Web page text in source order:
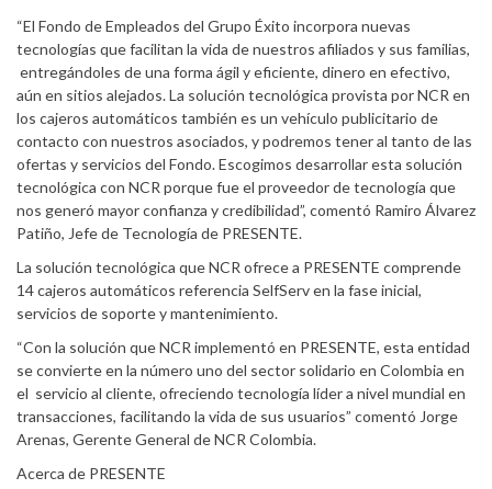
“El Fondo de Empleados del Grupo Éxito incorpora nuevas
tecnologías que facilitan la vida de nuestros afiliados y sus familias,
entregándoles de una forma ágil y eficiente, dinero en efectivo,
aún en sitios alejados. La solución tecnológica provista por NCR en
los cajeros automáticos también es un vehículo publicitario de
contacto con nuestros asociados, y podremos tener al tanto de las
ofertas y servicios del Fondo. Escogimos desarrollar esta solución
tecnológica con NCR porque fue el proveedor de tecnología que
nos generó mayor confianza y credibilidad”, comentó Ramiro Álvarez
Patiño, Jefe de Tecnología de PRESENTE.
La solución tecnológica que NCR ofrece a PRESENTE comprende
14 cajeros automáticos referencia SelfServ en la fase inicial,
servicios de soporte y mantenimiento.
“Con la solución que NCR implementó en PRESENTE, esta entidad
se convierte en la número uno del sector solidario en Colombia en
el servicio al cliente, ofreciendo tecnología líder a nivel mundial en
transacciones, facilitando la vida de sus usuarios” comentó Jorge
Arenas, Gerente General de NCR Colombia.
Acerca de PRESENTE